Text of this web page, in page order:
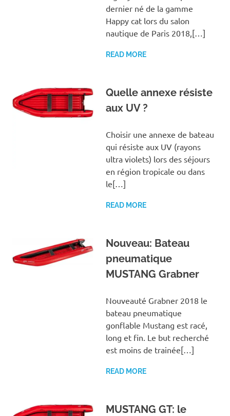
dernier né de la gamme
Happy cat lors du salon
nautique de Paris 2018,[…]
READ MORE
Quelle annexe résiste
aux UV ?
Choisir une annexe de bateau
qui résiste aux UV (rayons
ultra violets) lors des séjours
en région tropicale ou dans
le[…]
READ MORE
Nouveau: Bateau
pneumatique
MUSTANG Grabner
Nouveauté Grabner 2018 le
bateau pneumatique
gonflable Mustang est racé,
long et fin. Le but recherché
est moins de trainée[…]
READ MORE
MUSTANG GT: le